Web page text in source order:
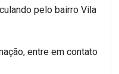
pelo bairro Vila
entre em contato